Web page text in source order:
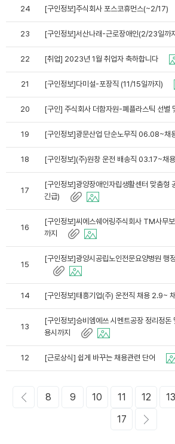
24 [구인정보]주식회사 포스코휴먼스(~2/17)
23 [구인정보]서산나래-근로장애인(2/23일까
22 [취업] 2023년 1월 취업자 축하합니다
21 [구인정보]다미설-포장직 (11/15일까지)
20 [구인] 주식회사 더함자원-폐플라스틱 선별
19 [구인정보]광문산업 단순노무직 06.08~채
18 [구인정보](주)원창 운전 배송직 03.17~채
17
[구인정보]광양장애인자립생활센터 맞춤형
긴급)
16
[구인정보]씨에스쉐어링주식회사 TM사무
까지
15
[구인정보]광양시공립노인전문요양병원 행
14 [구인정보]태흥기업(주) 운전직 채용 2.9~
13
[구인정보]승비엠에쓰 시멘트공장 정리정
용시까지
12 [근로상식] 쉽게 바꾸는 채용관련 단어
8 9 10 11 12 13
17